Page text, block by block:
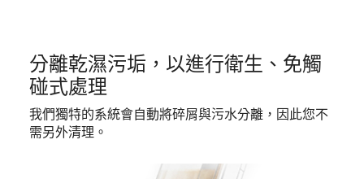
分離乾濕污垢，以進行衛生、免觸
碰式處理
我們獨特的系統會自動將碎屑與污水分離，因此您不
需另外清理。